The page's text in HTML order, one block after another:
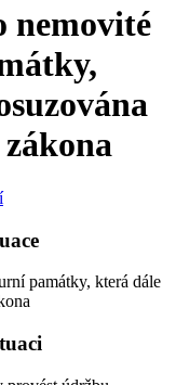
nemovité
památky, která dále